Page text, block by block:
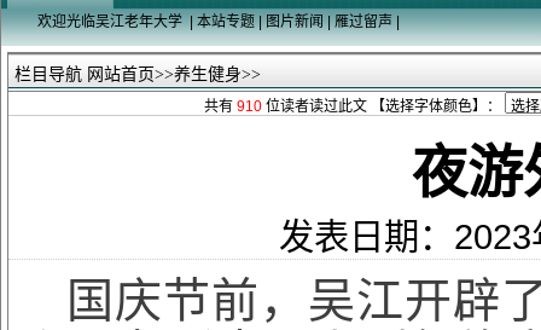
欢迎光临吴江老年大学|本站专题|图片新闻|雁过留声|
栏目导航 网站首页>>养生健身>>
共有 910位读者读过此文 【选择字体颜色】：
夜游
发表日期：
国庆节前，吴江开辟